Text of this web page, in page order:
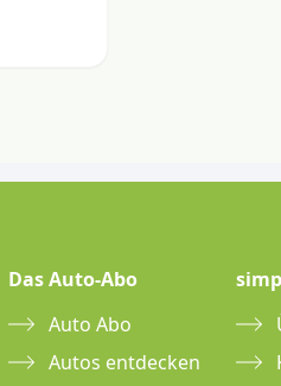
Das Auto-Abo
Auto Abo
Autos entdecken